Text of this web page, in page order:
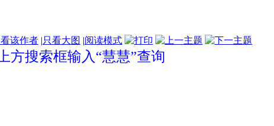
该作者 |只看大图 |阅读模式
方搜索框输入“慧慧”查询